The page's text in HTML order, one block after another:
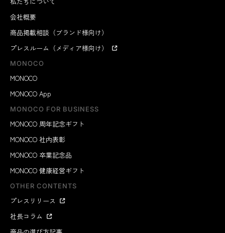
会社概要
商品掲載相談（ブランド様向け）
プレスルーム（メディア様向け）
MONOCO
MONOCO
MONOCO App
MONOCO FOR BUSINESS
MONOCO 周年記念ギフト
MONOCO 社内表彰
MONOCO 卒業記念品
MONOCO 健康経営ギフト
OTHER CONTENTS
プレスリリース
社長コラム